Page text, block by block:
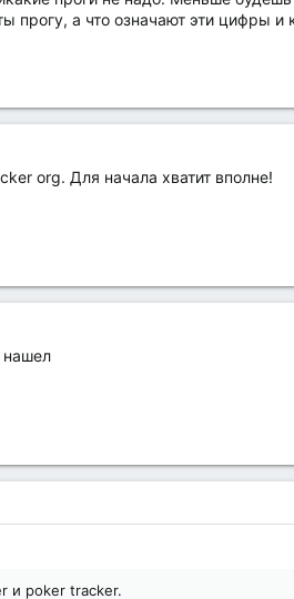
прогу, а что означают эти цифры и
org. Для начала хватит вполне!
нашел
и poker tracker.